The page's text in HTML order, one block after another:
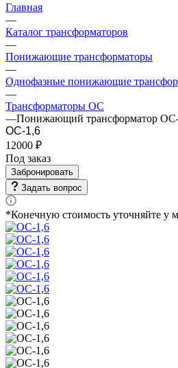
Главная
—
Каталог трансформаторов
—
Понижающие трансформаторы
—
Однофазные понижающие
—
Трансформаторы ОС
—Понижающий трансформатор
ОС-1,6
12000 ₽
Под заказ
Забронировать
Задать вопрос
*Конечную стоимость уточняйте у